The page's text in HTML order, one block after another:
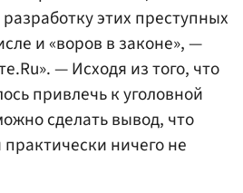
этих преступных
и «воров в законе», —
— Исходя из того, что
привлечь к уголовной
сделать вывод, что
ничего не